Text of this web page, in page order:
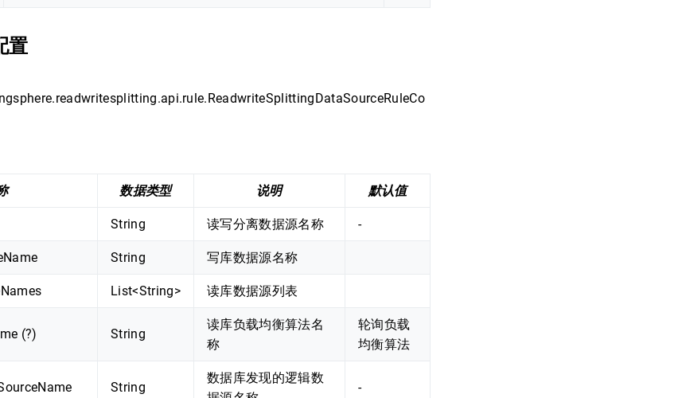
置
数据类型 说明 默认值
String 读写分离数据源名称 -
String 写库数据源名称
List<String> 读库数据源列表
(?) String
读库负载均衡算法名
称
轮询负载
均衡算法
String
数据库发现的逻辑数
-